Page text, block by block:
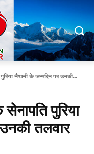
नैथानी के जन्मदिन पर उनकी...
पुरिया
तलवार